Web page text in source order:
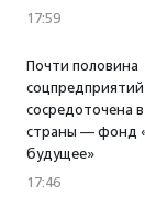
17:59
Почти половина
соцпредприятий
сосредоточена
страны — фонд
будущее»
17:46